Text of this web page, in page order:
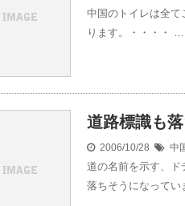
中国のトイレは全て
ります。・・・・ …
道路標識も落
2006/10/28 中
道の名前を示す、ド
落ちそうになって